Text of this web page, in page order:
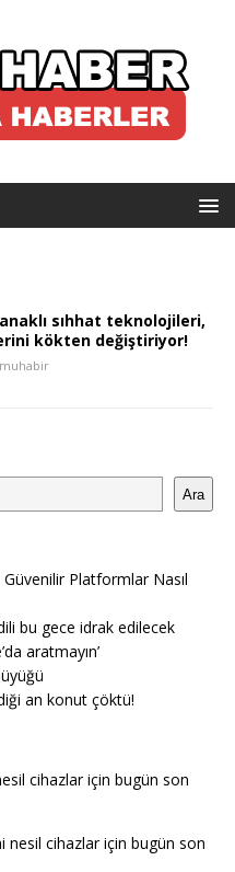
sıhhat teknolojileri,
kökten değiştiriyor!
muhabir
Ara
Platformlar Nasıl
bu gece idrak edilecek
aratmayın’
an konut çöktü!
cihazlar için bugün son
nesil cihazlar için bugün son